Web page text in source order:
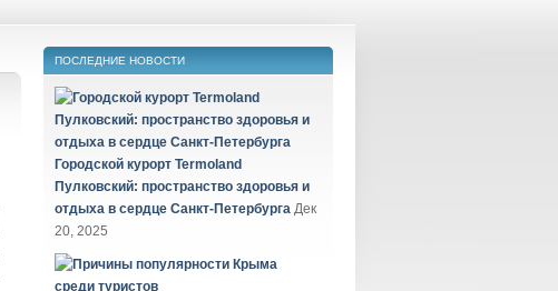
ПОСЛЕДНИЕ НОВОСТИ
Городской курорт Termoland
Пулковский: пространство здоровья и
отдыха в сердце Санкт-Петербурга Дек
20, 2025